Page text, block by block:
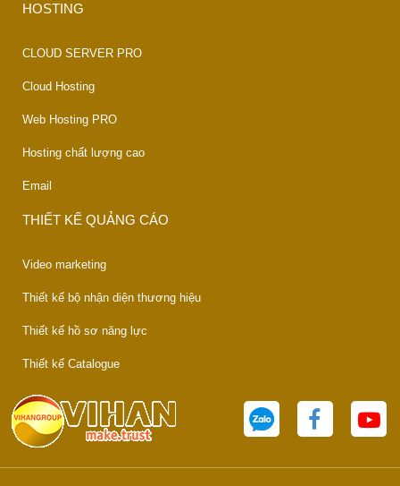
HOSTING
CLOUD SERVER PRO
Cloud Hosting
Web Hosting PRO
Hosting chất lượng cao
Email
THIẾT KẾ QUẢNG CÁO
Video marketing
Thiết kế bộ nhận diện thương hiệu
Thiết kế hồ sơ năng lực
Thiết kế Catalogue